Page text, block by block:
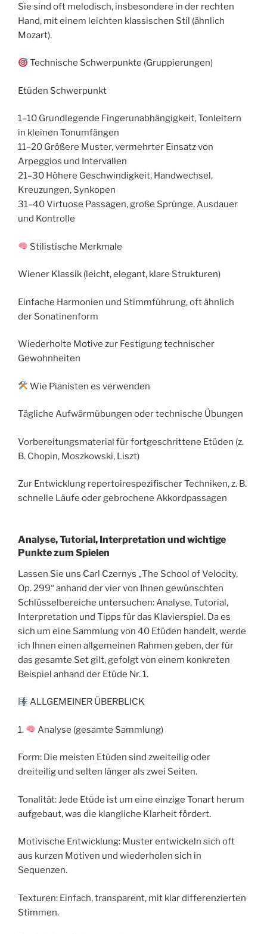
Sie sind oft melodisch, insbesondere in der rechten
Hand, mit einem leichten klassischen Stil (ähnlich
Mozart).
Technische Schwerpunkte (Gruppierungen)
Etüden Schwerpunkt
1–10 Grundlegende Fingerunabhängigkeit, Tonleitern
in kleinen Tonumfängen
11–20 Größere Muster, vermehrter Einsatz von
Arpeggios und Intervallen
21–30 Höhere Geschwindigkeit, Handwechsel,
Kreuzungen, Synkopen
31–40 Virtuose Passagen, große Sprünge, Ausdauer
und Kontrolle
Stilistische Merkmale
Wiener Klassik (leicht, elegant, klare Strukturen)
Einfache Harmonien und Stimmführung, oft ähnlich
der Sonatinenform
Wiederholte Motive zur Festigung technischer
Gewohnheiten
Wie Pianisten es verwenden
Tägliche Aufwärmübungen oder technische Übungen
Vorbereitungsmaterial für fortgeschrittene Etüden (z.
B. Chopin, Moszkowski, Liszt)
Zur Entwicklung repertoirespezifischer Techniken, z. B.
schnelle Läufe oder gebrochene Akkordpassagen
Analyse, Tutorial, Interpretation und wichtige
Punkte zum Spielen
Lassen Sie uns Carl Czernys „The School of Velocity,
Op. 299“ anhand der vier von Ihnen gewünschten
Schlüsselbereiche untersuchen: Analyse, Tutorial,
Interpretation und Tipps für das Klavierspiel. Da es
sich um eine Sammlung von 40 Etüden handelt, werde
ich Ihnen einen allgemeinen Rahmen geben, der für
das gesamte Set gilt, gefolgt von einem konkreten
Beispiel anhand der Etüde Nr. 1.
ALLGEMEINER ÜBERBLICK
1. Analyse (gesamte Sammlung)
Form: Die meisten Etüden sind zweiteilig oder
dreiteilig und selten länger als zwei Seiten.
Tonalität: Jede Etüde ist um eine einzige Tonart herum
aufgebaut, was die klangliche Klarheit fördert.
Motivische Entwicklung: Muster entwickeln sich oft
aus kurzen Motiven und wiederholen sich in
Sequenzen.
Texturen: Einfach, transparent, mit klar differenzierten
Stimmen.